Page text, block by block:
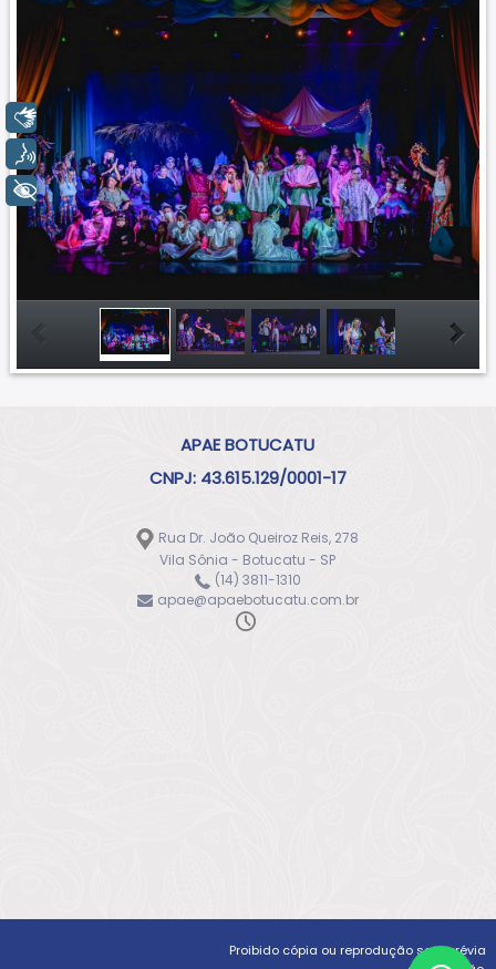
APAE BOTUCATU
CNPJ: 43.615.129/0001-17
Rua Dr. João Queiroz Reis, 278
Vila Sônia - Botucatu - SP
(14) 3811-1310
apae@apaebotucatu.com.br
Proibido cópia ou reprodução sem prévia
Libras
Voz
+ Acessibilidade